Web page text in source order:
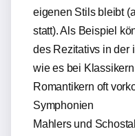
eigenen Stils bleibt
statt). Als Beispiel
des Rezitativs in der
wie es bei
Romantikern oft
Symphonien
Mahlers und